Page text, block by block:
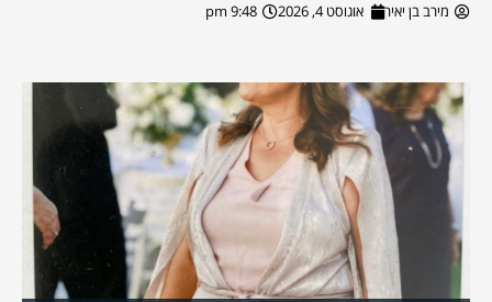
מירב בן יאיר אוגוסט 4, 2026 9:48 pm